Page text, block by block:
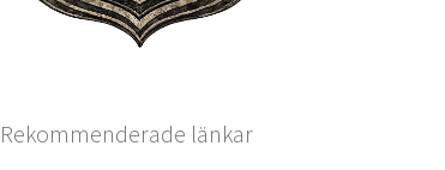
Rekommenderade länkar